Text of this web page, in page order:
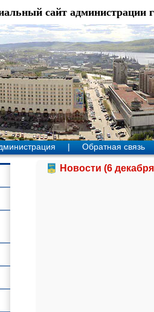
сайт администрации
| Обратная связь
Новости (6